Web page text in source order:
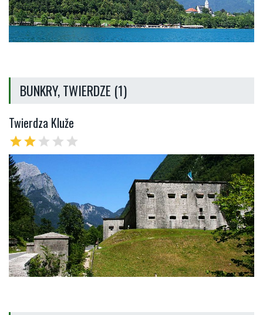
BUNKRY, TWIERDZE (1)
Twierdza Kluže
starstar star star star